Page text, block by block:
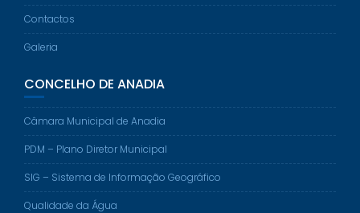
Contactos
Galeria
CONCELHO DE ANADIA
Câmara Municipal de Anadia
PDM – Plano Diretor Municipal
SIG – Sistema de Informação Geográfico
Qualidade da Água